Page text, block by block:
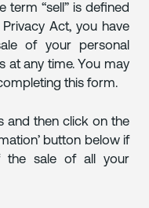
term “sell” is defined
Act, you have
of your personal
at any time. You may
this form.
and then click on the
button below if
sale of all your